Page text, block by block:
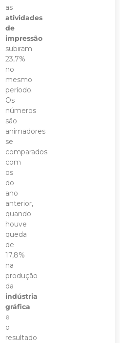
as
atividades
de
impressão
subiram
23,7%
no
mesmo
período.
Os
números
são
animadores
se
comparados
com
os
do
ano
anterior,
quando
houve
queda
de
17,8%
na
produção
da
indústria
gráfica
e
o
resultado